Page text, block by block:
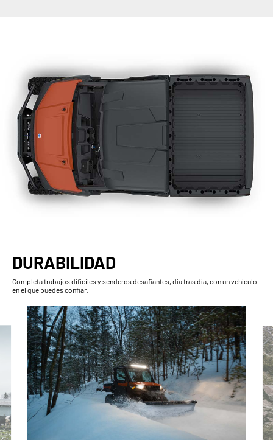
DURABILIDAD
Completa trabajos difíciles y senderos desafiantes, día tras día, con un vehículo
en el que puedes confiar.